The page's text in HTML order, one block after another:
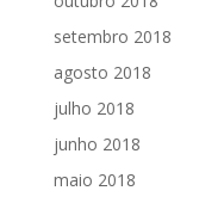
setembro 2018
agosto 2018
julho 2018
junho 2018
maio 2018